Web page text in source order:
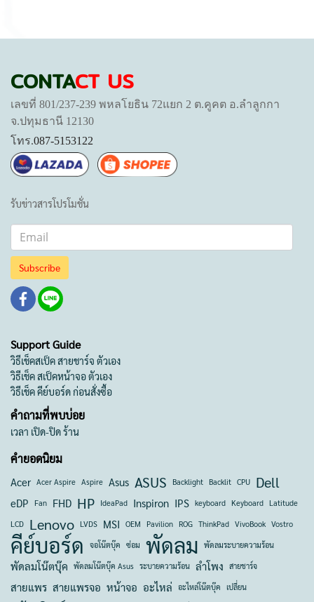
CONTACT US
เลขที่ 801/237-239 พหลโยธิน 72แยก 2 ต.คูคต อ.ลำลูกกา
จ.ปทุมธานี 12130
โทร.087-5153122
รับข่าวสารโปรโมชั่น
Subscribe
Support Guide
วิธีเช็คสเป็ค สายชาร์จ ตัวเอง
วิธีเช็ค สเป็คหน้าจอ ตัวเอง
วิธีเช็ค คีย์บอร์ด ก่อนสั่งซื้อ
คำถามที่พบบ่อย
เวลา เปิด-ปิด ร้าน
คำยอดนิยม
Acer Acer Aspire Aspire Asus ASUS Backlight Backlit CPU Dell
eDP Fan FHD HP IdeaPad Inspiron IPS keyboard Keyboard Latitude
LCD Lenovo LVDS MSI OEM Pavilion ROG ThinkPad VivoBook Vostro
คีย์บอร์ด จอโน๊ตบุ๊ค ซ่อม พัดลม พัดลมระบายความร้อน
พัดลมโน๊ตบุ๊ค พัดลมโน๊ตบุ๊ค Asus ระบายความร้อน ลำโพง สายชาร์จ
สายแพร สายแพรจอ หน้าจอ อะไหล่ อะไหล่โน๊ตบุ๊ค เปลี่ยน